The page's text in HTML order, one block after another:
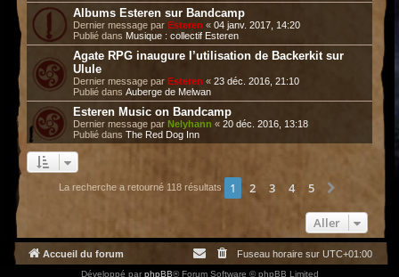
Albums Esteren sur Bandcamp
Dernier message par Esteren « 04 janv. 2017, 14:20
Publié dans Musique : collectif Esteren
Agate RPG inaugure l’utilisation de Backerkit sur
Ulule
Dernier message par Esteren « 23 déc. 2016, 21:10
Publié dans Auberge de Melwan
Esteren Music on Bandcamp
Dernier message par Nelyhann « 20 déc. 2016, 13:18
Publié dans The Red Dog Inn
La recherche a retourné 118 résultats 1 2 3 4 5
Aller
Accueil du forum Fuseau horaire sur UTC+01:00
Développé par phpBB® Forum Software © phpBB Limited